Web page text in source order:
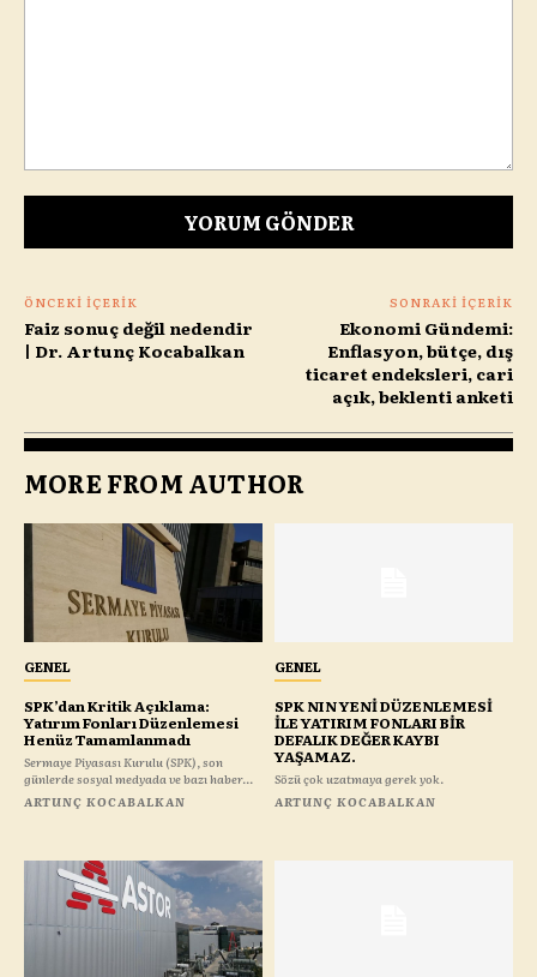
ÖNCEKI İÇERIK
Faiz sonuç değil nedendir
| Dr. Artunç Kocabalkan
SONRAKI İÇERIK
Ekonomi Gündemi:
Enflasyon, bütçe, dış
ticaret endeksleri, cari
açık, beklenti anketi
MORE FROM AUTHOR
GENEL
SPK’dan Kritik Açıklama:
Yatırım Fonları Düzenlemesi
Henüz Tamamlanmadı
Sermaye Piyasası Kurulu (SPK), son
günlerde sosyal medyada ve bazı haber...
ARTUNÇ KOCABALKAN
GENEL
SPK NIN YENİ DÜZENLEMESİ
İLE YATIRIM FONLARI BİR
DEFALIK DEĞER KAYBI
YAŞAMAZ.
Sözü çok uzatmaya gerek yok.
ARTUNÇ KOCABALKAN